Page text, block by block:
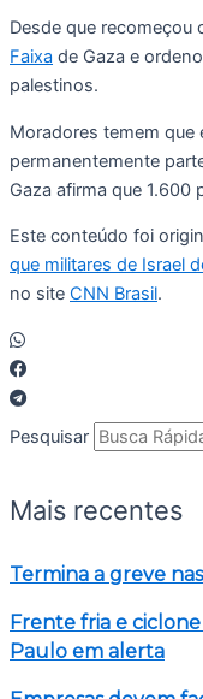
Desde que recomeçou
Faixa de Gaza e
palestinos.
Moradores temem que
permanentemente
Gaza afirma que
Este conteúdo foi
que militares de Israel
no site CNN Brasil.
Pesquisar
Mais recentes
Termina a greve
Frente fria e
Paulo em alerta